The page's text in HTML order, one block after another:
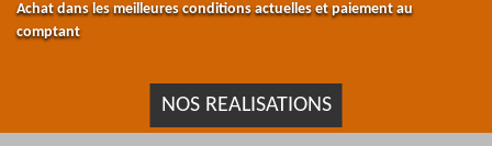
Achat dans les meilleures conditions actuelles et paiement au
comptant
NOS REALISATIONS